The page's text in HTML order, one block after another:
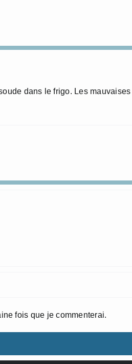
dans le frigo. Les mauvaises
fois que je commenterai.